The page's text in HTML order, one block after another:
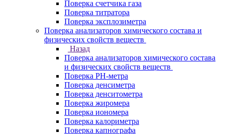
Поверка счетчика газа
Поверка титратора
Поверка эксплозиметра
Поверка анализаторов химического состава и
физических свойств веществ
Назад
Поверка анализаторов химического состава
и физических свойств веществ
Поверка PH-метра
Поверка денсиметра
Поверка денситометра
Поверка жиромера
Поверка иономера
Поверка калориметра
Поверка капнографа